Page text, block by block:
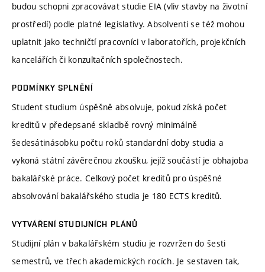
budou schopni zpracovávat studie EIA (vliv stavby na životní
prostředí) podle platné legislativy. Absolventi se též mohou
uplatnit jako techničtí pracovníci v laboratořích, projekčních
kancelářích či konzultačních společnostech.
PODMÍNKY SPLNĚNÍ
Student studium úspěšně absolvuje, pokud získá počet
kreditů v předepsané skladbě rovný minimálně
šedesátinásobku počtu roků standardní doby studia a
vykoná státní závěrečnou zkoušku, jejíž součástí je obhajoba
bakalářské práce. Celkový počet kreditů pro úspěšné
absolvování bakalářského studia je 180 ECTS kreditů.
VYTVÁŘENÍ STUDIJNÍCH PLÁNŮ
Studijní plán v bakalářském studiu je rozvržen do šesti
semestrů, ve třech akademických rocích. Je sestaven tak,